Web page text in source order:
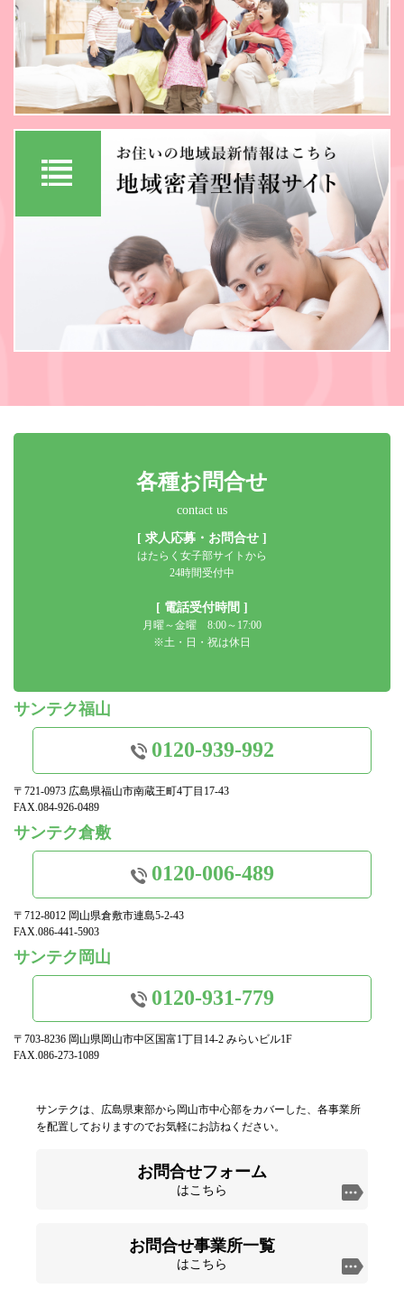
各種お問合せ
contact us
[ 求人応募・お問合せ ]
はたらく女子部サイトから
24時間受付中
[ 電話受付時間 ]
月曜～金曜 8:00～17:00
※土・日・祝は休日
サンテク福山
0120-939-992
〒721-0973 広島県福山市南蔵王町4丁目17-43
FAX.084-926-0489
サンテク倉敷
0120-006-489
〒712-8012 岡山県倉敷市連島5-2-43
FAX.086-441-5903
サンテク岡山
0120-931-779
〒703-8236 岡山県岡山市中区国富1丁目14-2 みらいビル1F
FAX.086-273-1089
サンテクは、広島県東部から岡山市中心部をカバーした、各事業所
を配置しておりますのでお気軽にお訪ねください。
お問合せフォーム
はこちら
お問合せ事業所一覧
はこちら